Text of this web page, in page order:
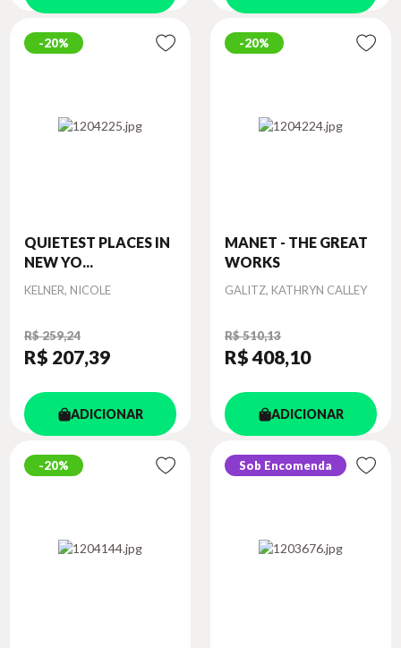
20%
QUIETEST PLACES IN
NEW YO...
Autor
KELNER, NICOLE
R$ 259,24
R$ 207,39
ADICIONAR
20%
MANET - THE GREAT
WORKS
Autor
GALITZ, KATHRYN CALLEY
R$ 510,13
R$ 408,10
ADICIONAR
20% Sob Encomenda